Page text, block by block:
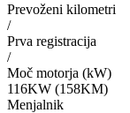
Prevoženi kilometri
/
Prva registracija
/
Moč motorja (kW)
116KW (158KM)
Menjalnik